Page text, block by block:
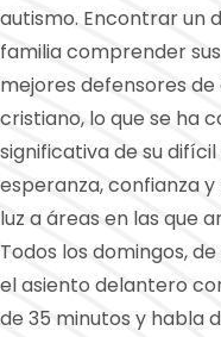
autismo. Encontrar un
familia comprender
mejores defensores de
cristiano, lo que se ha
significativa de su
esperanza, confianza
luz a áreas en las que
Todos los domingos,
el asiento delantero
de 35 minutos y habla